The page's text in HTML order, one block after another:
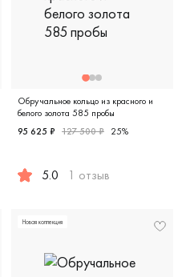
Обручальное кольцо из красного и
белого золота 585 пробы
95 625 ₽ 127 500 ₽ 25%
5.0 1 отзыв
Новая коллекция